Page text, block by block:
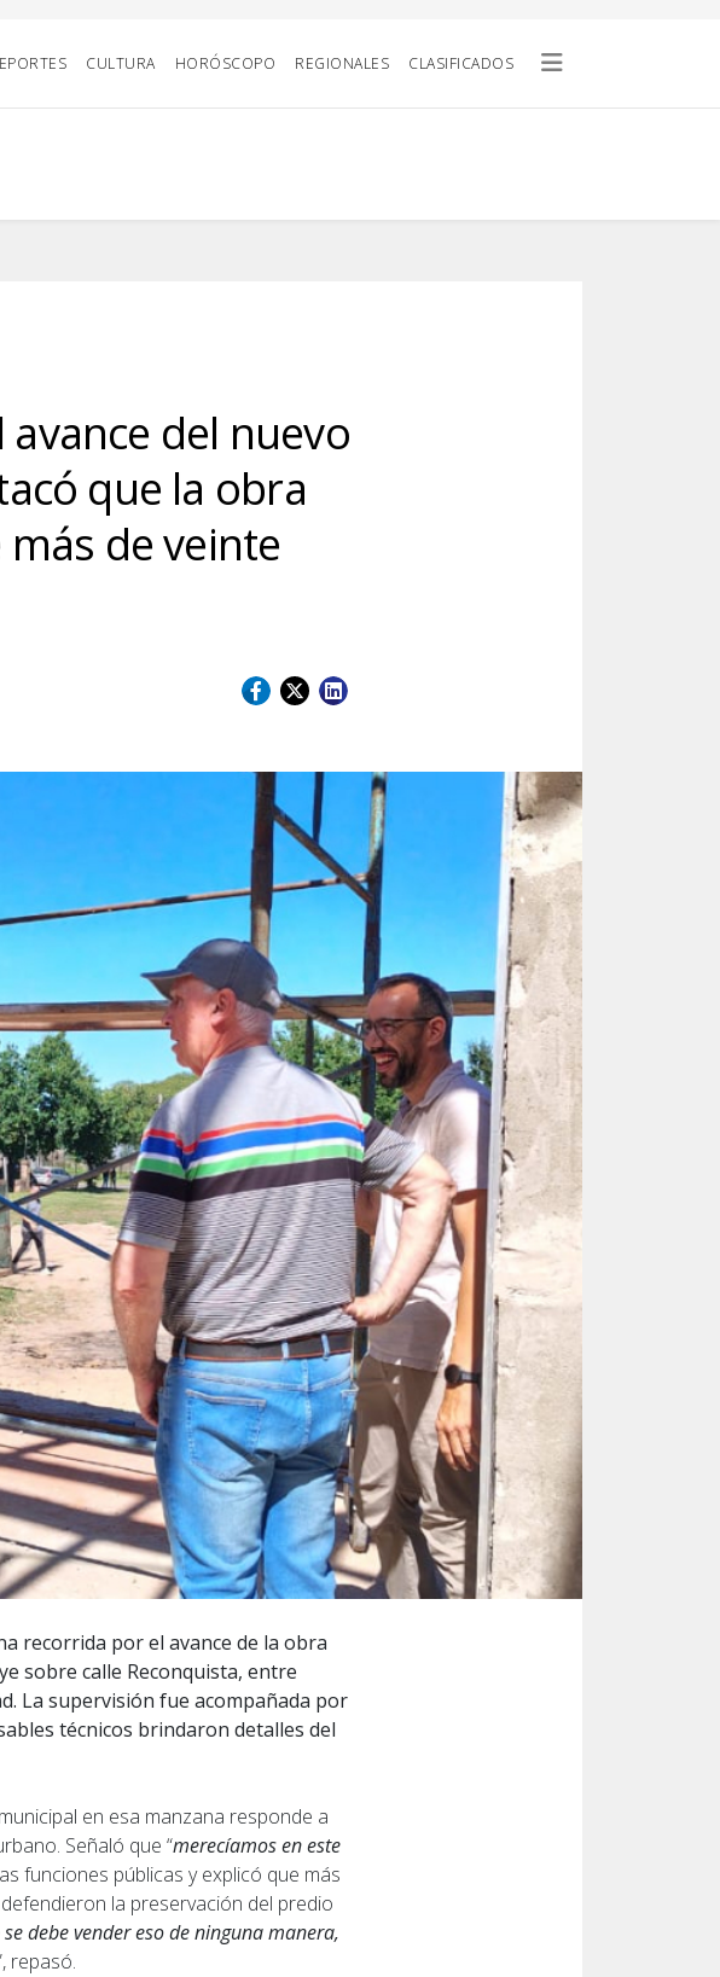
CULTURA HORÓSCOPO REGIONALES CLASIFICADOS
del nuevo
que la obra
más de veinte
recorrida por el avance de la obra
sobre calle Reconquista, entre
La supervisión fue acompañada por
técnicos brindaron detalles del
en esa manzana responde a
Señaló que “merecíamos en este
funciones públicas y explicó que más
la preservación del predio
debe vender eso de ninguna manera,
repasó.